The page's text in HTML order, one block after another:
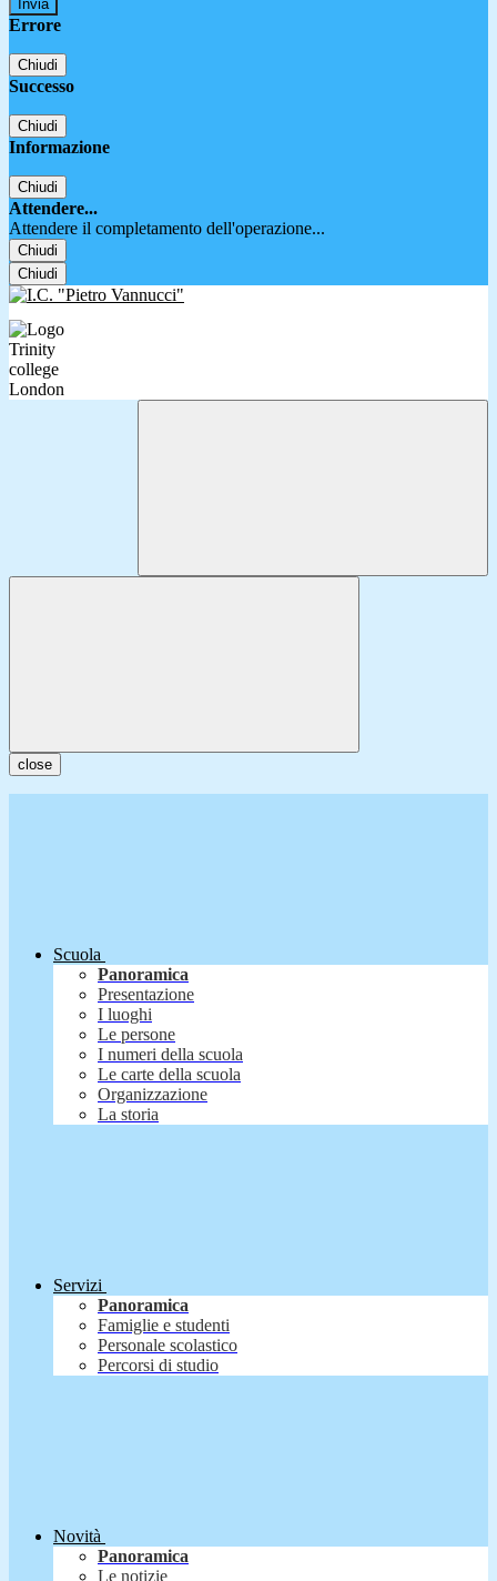
Errore
Chiudi
Successo
Chiudi
Informazione
Chiudi
Attendere...
Attendere il completamento dell'operazione...
Chiudi
Chiudi
close
Scuola
Panoramica
Presentazione
I luoghi
Le persone
I numeri della scuola
Le carte della scuola
Organizzazione
La storia
Servizi
Panoramica
Famiglie e studenti
Personale scolastico
Percorsi di studio
Novità
Panoramica
Le notizie